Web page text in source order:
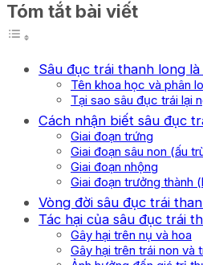
Tóm tắt bài viết
Sâu đục trái thanh long
Tên khoa học và phân
Tại sao sâu đục trái lại
Cách nhận biết sâu đục
Giai đoạn trứng
Giai đoạn sâu non (ấu
Giai đoạn nhộng
Giai đoạn trưởng thành
Vòng đời sâu đục trái
Tác hại của sâu đục trái
Gây hại trên nụ và hoa
Gây hại trên trái non và